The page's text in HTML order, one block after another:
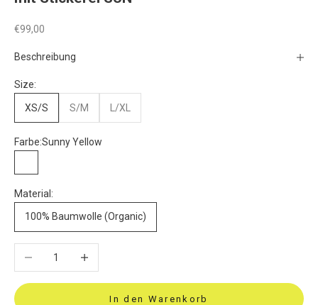
Angebot
€99,00
Beschreibung
Size:
XS/S S/M L/XL
Farbe:Sunny Yellow
Material:
100% Baumwolle (Organic)
Anzahl verringern
In den Warenkorb